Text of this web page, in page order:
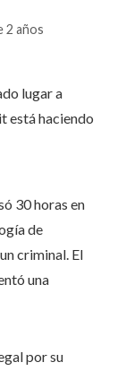
2 años
30 horas en
de
criminal. El
una
por su